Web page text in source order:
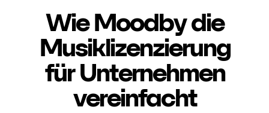
Wie Moodby die
Musiklizenzierung
für Unternehmen
vereinfacht